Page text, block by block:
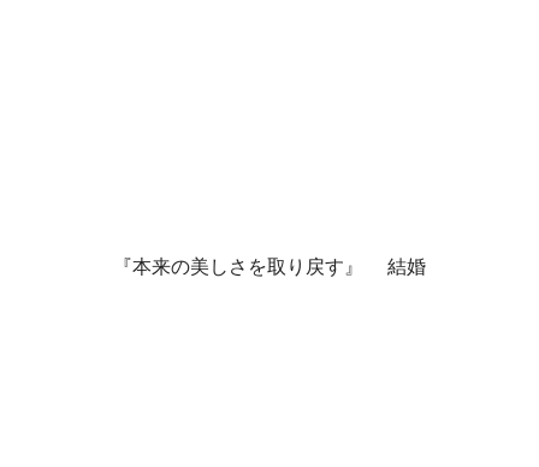
『本来の美しさを取り戻す』 結婚